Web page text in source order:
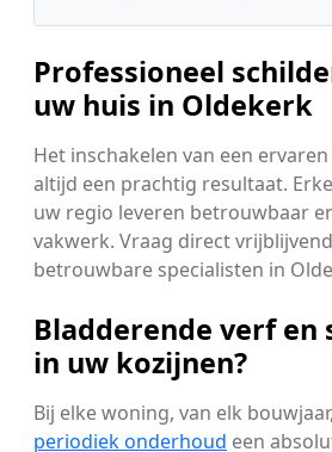
Professioneel
uw huis in Oldekerk
Het inschakelen van een
altijd een prachtig resultaat.
uw regio leveren betrouwbaar
vakwerk. Vraag direct
betrouwbare specialisten in
Bladderende verf en
in uw kozijnen?
Bij elke woning, van elk
periodiek onderhoud een